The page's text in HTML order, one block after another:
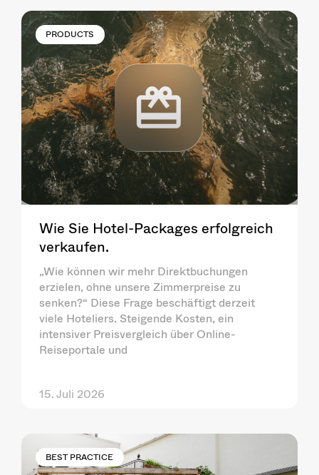
PRODUCTS
Wie Sie Hotel-Packages erfolgreich
verkaufen.
„Wie können wir mehr Direktbuchungen
erzielen, ohne unsere Zimmerpreise zu
senken?“ Diese Frage beschäftigt derzeit
viele Hoteliers. Steigende Kosten, ein
intensiver Preisvergleich über Online-
Reiseportale und
15. Juli 2026
BEST PRACTICE